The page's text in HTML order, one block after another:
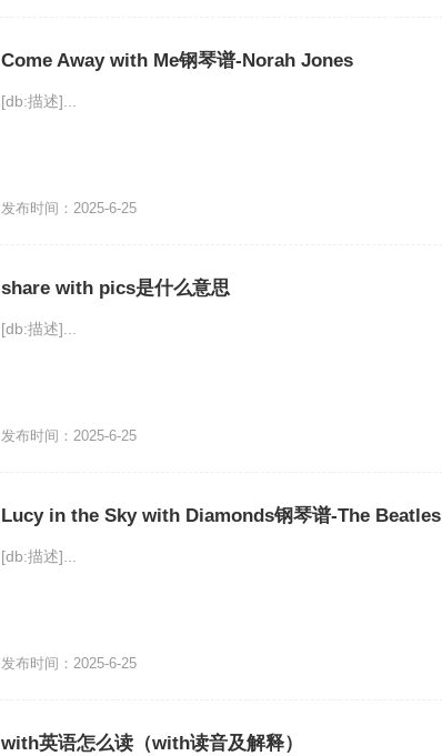
Come Away with Me钢琴谱-Norah Jones
[db:描述]...
发布时间：2025-6-25
share with pics是什么意思
[db:描述]...
发布时间：2025-6-25
Lucy in the Sky with Diamonds钢琴谱-The Beatles
[db:描述]...
发布时间：2025-6-25
with英语怎么读（with读音及解释）